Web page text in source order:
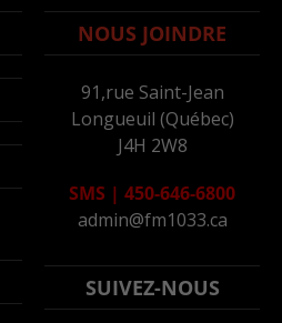
NOUS JOINDRE
91,rue Saint-Jean
Longueuil (Québec)
J4H 2W8
SMS | 450-646-6800
admin@fm1033.ca
SUIVEZ-NOUS